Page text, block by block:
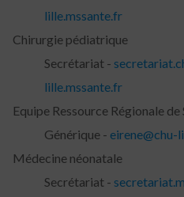
lille.mssante.fr
Chirurgie pédiatrique
Secrétariat -
lille.mssante.fr
Equipe Ressource Régionale
Générique - eirene@chu-
Médecine néonatale
Secrétariat -